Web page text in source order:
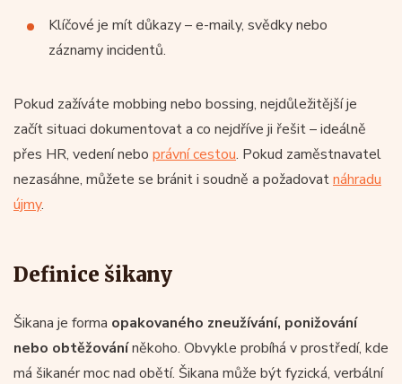
Klíčové je mít důkazy – e-maily, svědky nebo
záznamy incidentů.
Pokud zažíváte mobbing nebo bossing, nejdůležitější je
začít situaci dokumentovat a co nejdříve ji řešit – ideálně
přes HR, vedení nebo právní cestou. Pokud zaměstnavatel
nezasáhne, můžete se bránit i soudně a požadovatnáhradu
újmy.
Definice šikany
Šikana je forma opakovaného zneužívání, ponižování
nebo obtěžováníněkoho. Obvykle probíhá v prostředí, kde
má šikanér moc nad obětí. Šikana může být fyzická, verbální